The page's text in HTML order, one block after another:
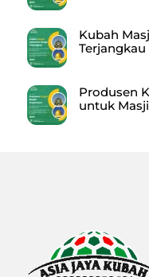
Kubah
Produsen
untuk